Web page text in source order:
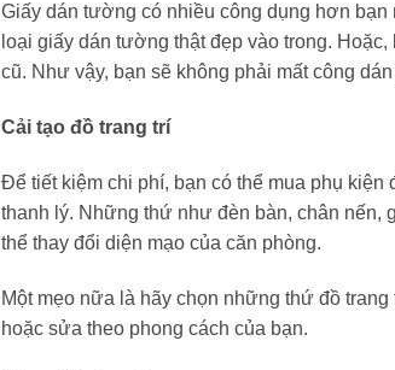
Giấy dán tường có nhiều công dụng hơn
loại giấy dán tường thật đẹp vào trong.
cũ. Như vậy, bạn sẽ không phải mất công
Cải tạo đồ trang trí
Để tiết kiệm chi phí, bạn có thể mua phụ
thanh lý. Những thứ như đèn bàn, chân nến,
thể thay đổi diện mạo của căn phòng.
Một mẹo nữa là hãy chọn những thứ đồ
hoặc sửa theo phong cách của bạn.